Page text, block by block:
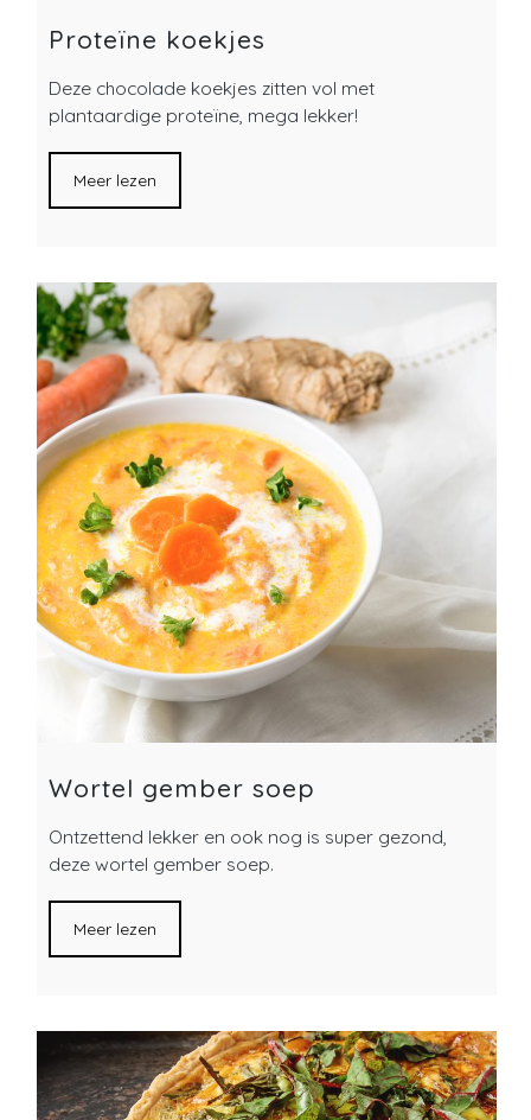
Proteïne koekjes
Deze chocolade koekjes zitten vol met
plantaardige proteïne, mega lekker!
Meer lezen
Wortel gember soep
Ontzettend lekker en ook nog is super gezond,
deze wortel gember soep.
Meer lezen